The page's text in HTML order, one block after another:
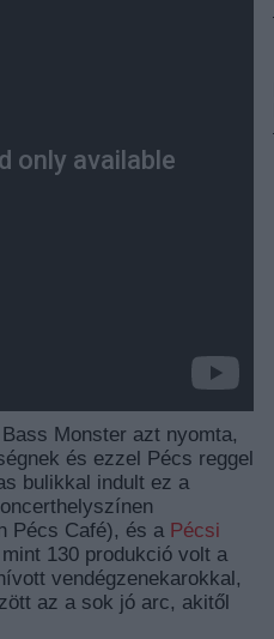
Monster azt nyomta,
és ezzel Pécs reggel
bulikkal indult ez a
Pécs Café), és a Pécsi
130 produkció volt a
vendégzenekarokkal,
az a sok jó arc, akitől